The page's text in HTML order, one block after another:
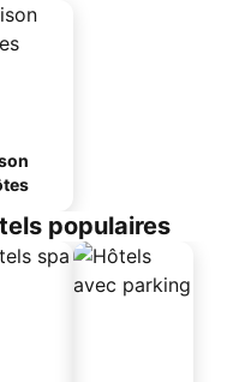
populaires